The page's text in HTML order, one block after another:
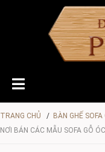
TRANG CHỦ / BÀN GHẾ SOFA
NƠI BÁN CÁC MẪU SOFA GỖ